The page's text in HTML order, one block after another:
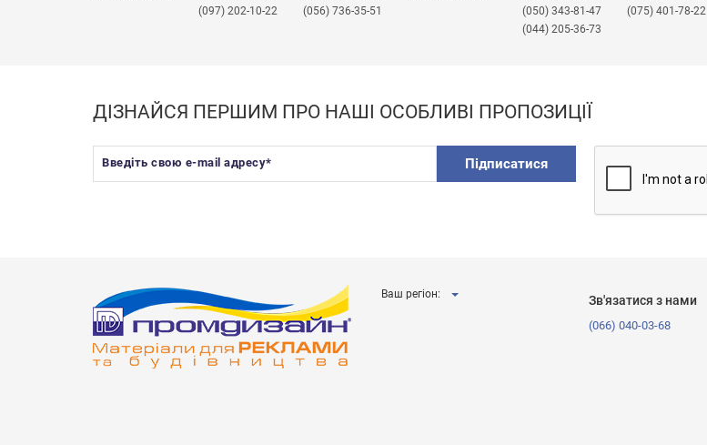
(097) 202-10-22
(056) 736-35-51
(050) 343-81-47
(044) 205-36-73
(075) 401-78-22
ДІЗНАЙСЯ ПЕРШИМ ПРО НАШІ ОСОБЛИВІ ПРОПОЗИЦІЇ
Введіть свою e-mail адресу* Підписатися
Ваш регіон: Зв'язатися з нами
(066) 040-03-68